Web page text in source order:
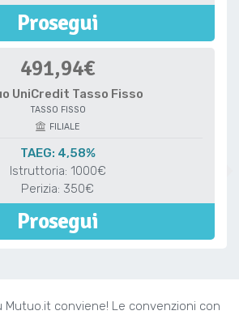
Prosegui
491,94€
UniCredit Tasso Fisso
TASSO FISSO
FILIALE
TAEG: 4,58%
Istruttoria: 1000€
Perizia: 350€
Prosegui
Mutuo.it conviene! Le convenzioni con